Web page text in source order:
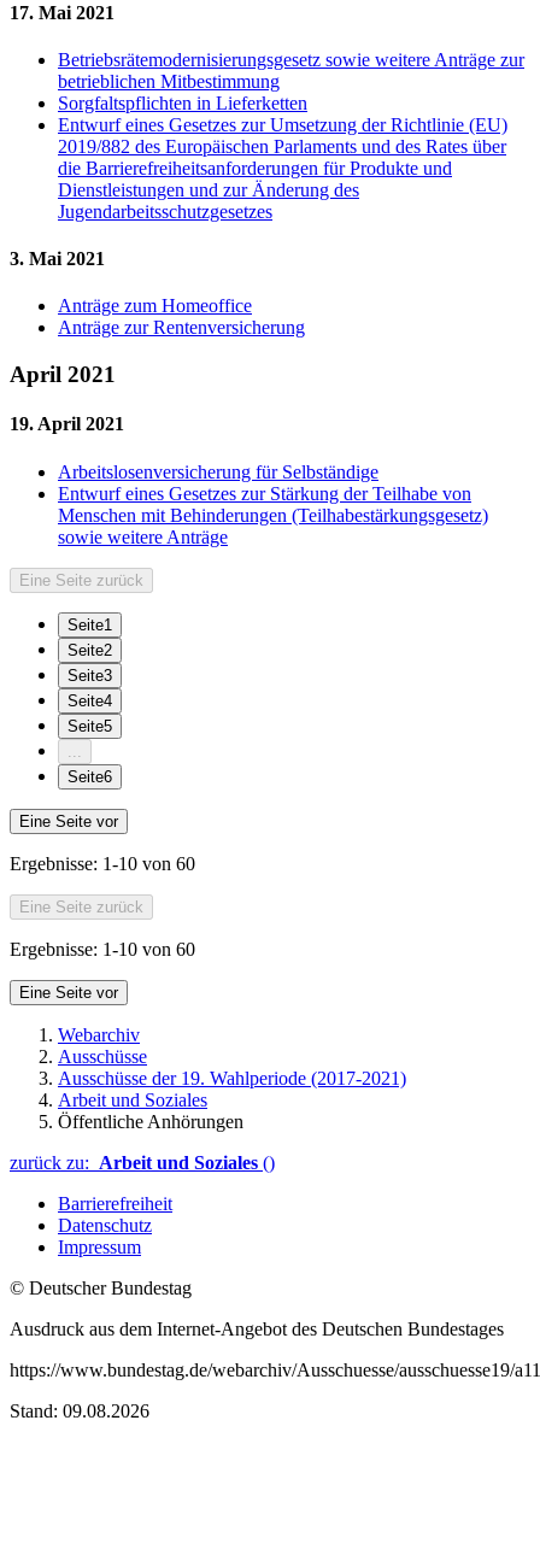
17. Mai 2021
Betriebsrätemodernisierungsgesetz sowie weitere Anträge zur
betrieblichen Mitbestimmung
Sorgfaltspflichten in Lieferketten
Entwurf eines Gesetzes zur Umsetzung der Richtlinie (EU)
2019/882 des Europäischen Parlaments und des Rates über
die Barrierefreiheitsanforderungen für Produkte und
Dienstleistungen und zur Änderung des
Jugendarbeitsschutzgesetzes
3. Mai 2021
Anträge zum Homeoffice
Anträge zur Rentenversicherung
April 2021
19. April 2021
Arbeitslosenversicherung für Selbständige
Entwurf eines Gesetzes zur Stärkung der Teilhabe von
Menschen mit Behinderungen (Teilhabestärkungsgesetz)
sowie weitere Anträge
Eine Seite zurück
Seite1
Seite2
Seite3
Seite4
Seite5
Seite6
Eine Seite vor
Ergebnisse: 1-10 von 60
Eine Seite zurück
Ergebnisse: 1-10 von 60
Eine Seite vor
Webarchiv
Ausschüsse
Ausschüsse der 19. Wahlperiode (2017-2021)
Arbeit und Soziales
Öffentliche Anhörungen
zurück zu: Arbeit und Soziales ()
Barrierefreiheit
Datenschutz
Impressum
© Deutscher Bundestag
Ausdruck aus dem Internet-Angebot des Deutschen Bundestages
https://www.bundestag.de/webarchiv/Ausschuesse/ausschuesse19/
Stand: 09.08.2026